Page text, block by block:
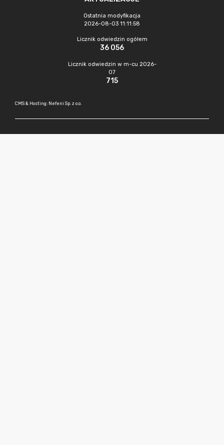
Ostatnia modyfikacja
2026-08-03 11:11:58
Licznik odwiedzin ogółem
36 056
Licznik odwiedzin w m-cu 2026-
07
715
CMS & Hosting: Nefeni Sp. z o.o.